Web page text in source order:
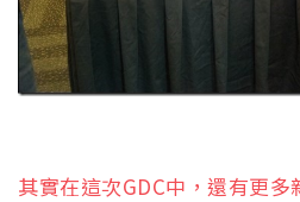
其實在這次GDC中，還有更